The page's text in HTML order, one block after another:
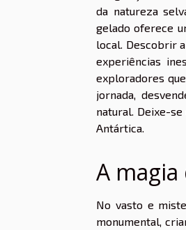
da natureza
gelado oferece
local. Descobrir
experiências
exploradores
jornada,
natural. Deixe-
Antártica.
A
No vasto e
monumental,